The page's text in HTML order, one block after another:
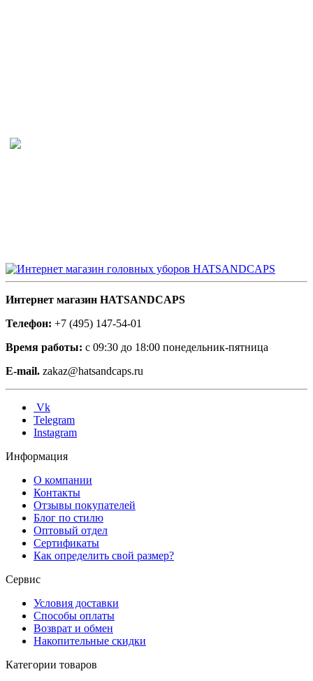
Интернет магазин HATSANDCAPS
Телефон: +7 (495) 147-54-01
Время работы: с 09:30 до 18:00 понедельник-пятница
E-mail. zakaz@hatsandcaps.ru
Vk
Telegram
Instagram
Информация
О компании
Контакты
Отзывы покупателей
Блог по стилю
Оптовый отдел
Сертификаты
Как определить свой размер?
Сервис
Условия доставки
Способы оплаты
Возврат и обмен
Накопительные скидки
Категории товаров